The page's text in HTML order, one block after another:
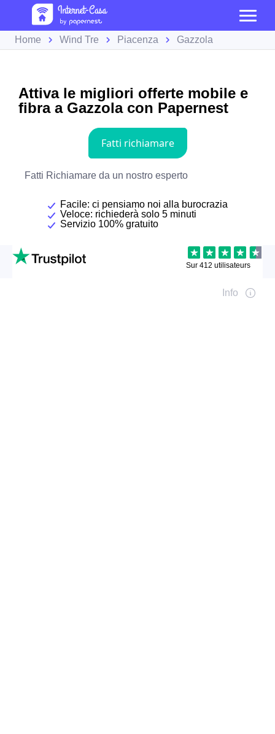
Home Wind Tre Piacenza Gazzola